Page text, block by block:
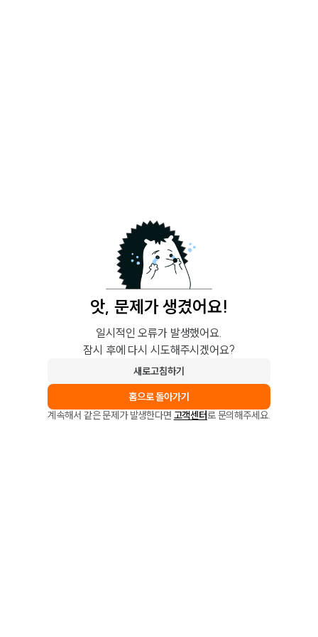
앗, 문제가 생겼어요!
일시적인 오류가 발생했어요.
잠시 후에 다시 시도해주시겠어요?
새로고침하기
홈으로 돌아가기
계속해서 같은 문제가 발생한다면 고객센터로 문의해주세요.